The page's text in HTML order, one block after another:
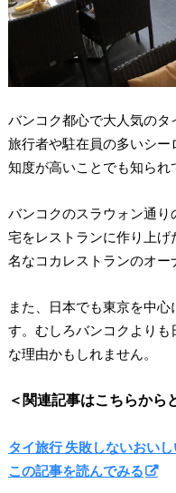
バンコク都心で大人気のタ
旅行者や駐在員の多いシ
知度が高いことでも知られ
バンコクのスラウォン通
宅をレストランに作り上
名なコカレストランのオー
また、日本でも東京を中
す。むしろバンコクより
な理由かもしれません。
＜関連記事はこちらから
タイ旅行 失敗しないおい
この記事を読んでみる